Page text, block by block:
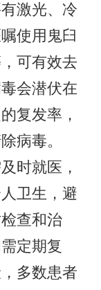
激光、冷
使用鬼臼
可有效去
会潜伏在
复发率，
病毒。
时就医，
卫生，避
查和治
定期复
多数患者